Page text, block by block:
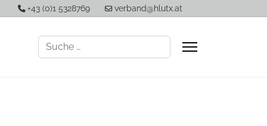
+43 (0)1 5328769 verband@hlutx.at
Suchen